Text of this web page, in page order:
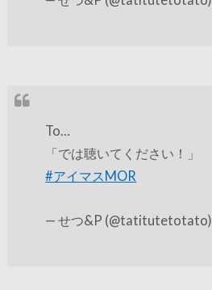
To…
「では聴いてください！」
#アイマスMOR
— せつ&P (@tatitutetotato)